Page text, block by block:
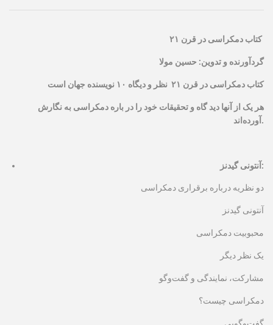
کتاب دمکراسی در قرن ۲۱
گردآورنده و تدوین: حسین مولا
کتاب دمکراسی در قرن ۲۱ نظر و دیگاه ۱۰ نویسنده جهان است
هر یک از آنها دید گاه و تحقیقات خود را در باره دمکراسی به نگارش
آورده‌اند.
آنتونی گیدنز:
دو نظریه درباره برقراری دمکراسی
آنتونی گیدنز
محبوبیت دمکراسی
یک نظر دیگر
مشارکت، نمایندگی و گفت‌وگو
دمکراسی چیست؟
گفت‌وگویی